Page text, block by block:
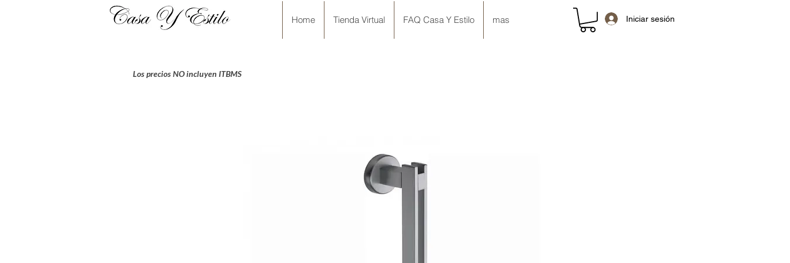
Home Tienda Virtual FAQ Casa Y Estilo mas Iniciar sesión
Los precios NO incluyen ITBMS